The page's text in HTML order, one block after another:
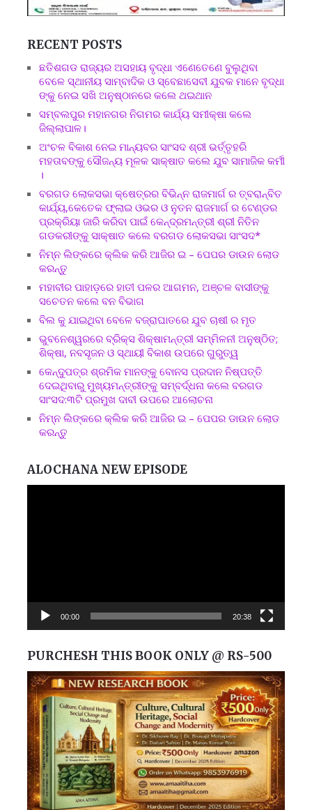
RECENT POSTS
ଛତିଶଗଡ ରାଜ୍ୟର ଅସହାୟ ବୃଦ୍ଧା ଏଣେତେଣେ ବୁଲୁଥିବା
ବେଳେ ସ୍ଥାନୀୟ ସାମ୍ବାଦିକ ଓ ସ୍ବେଛାସେବୀ ଯୁବକ ମାନେ ବୃଦ୍ଧା
ଙ୍କୁ ନେଇ ସଖି ଅନୁଷ୍ଠାନରେ କଲେ ଥଇଥାନ
ସମ୍ବଲପୁର ମହାନଗର ନିଗମର କାର୍ଯ୍ୟ ସମୀକ୍ଷା କଲେ
ଜିଲ୍ଲାପାଳ।
ଅଂଚଳ ବିକାଶ ନେଇ ମାନ୍ୟବର ସାଂସଦ ଶ୍ରୀ ଭର୍ତ୍ତୃହରି
ମହତାବଙ୍କୁ ସୌଜନ୍ୟ ମୂଳକ ସାକ୍ଷାତ କଲେ ଯୁବ ସାମାଜିକ କର୍ମୀ
।
ବରଗଡ ଲୋକସଭା କ୍ଷେତ୍ରର ବିଭିନ୍ନ ରାଜମାର୍ଗ ର ତ୍ବରାନ୍ବିତ
କାର୍ଯ୍ୟ,କେତେକ ଫ୍ଲାଇ ଓଭର ଓ ନୁତନ ରାଜମାର୍ଗ ର ଟେଣ୍ଡର
ପ୍ରକ୍ରିୟା ଜାରି କରିବା ପାଇଁ କେନ୍ଦ୍ରମନ୍ତ୍ରୀ ଶ୍ରୀ ନିତିନ
ଗଡକରୀଙ୍କୁ ସାକ୍ଷାତ କଲେ ବରଗଡ ଲୋକସଭା ସାଂସଦ*
ନିମ୍ନ ଲିଙ୍କରେ କ୍ଲିକ କରି ଆଜିର ଇ – ପେପର ଡାଉନ ଲୋଡ
କରନ୍ତୁ
ମହାବୀର ପାହାଡ଼ରେ ହାତୀ ପଳର ଆଗମନ, ଅଞ୍ଚଳ ବାସୀଙ୍କୁ
ସଚେତନ କଲେ ବନ ବିଭାଗ
ବିଲ କୁ ଯାଇଥିବା ବେଳେ ବଜ୍ରାଘାତରେ ଯୁବ ଚାଷୀ ର ମୃତ
ଭୁବନେଶ୍ୱରରେ ବ୍ରିକ୍ସ ଶିକ୍ଷାମନ୍ତ୍ରୀ ସମ୍ମିଳନୀ ଅନୁଷ୍ଠିତ;
ଶିକ୍ଷା, ନବସୃଜନ ଓ ସ୍ଥାୟୀ ବିକାଶ ଉପରେ ଗୁରୁତ୍ୱ
କେନ୍ଦୁପତ୍ର ଶ୍ରମିକ ମାନଙ୍କୁ ବୋନସ ପ୍ରଦାନ ନିଷ୍ପତ୍ତି
ଦେଇଥିବାରୁ ମୁଖ୍ୟମନ୍ତ୍ରୀଙ୍କୁ ସମ୍ବର୍ଦ୍ଧନା କଲେ ବରଗଡ
ସାଂସଦ:୩ଟି ପ୍ରମୁଖ ଦାବୀ ଉପରେ ଆଲୋଚନା
ନିମ୍ନ ଲିଙ୍କରେ କ୍ଲିକ କରି ଆଜିର ଇ – ପେପର ଡାଉନ ଲୋଡ
କରନ୍ତୁ
ALOCHANA NEW EPISODE
00:00 20:38
PURCHESH THIS BOOK ONLY @ RS-500